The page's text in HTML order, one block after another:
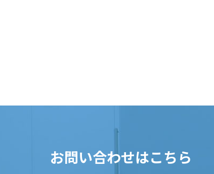
お問い合わせはこちら